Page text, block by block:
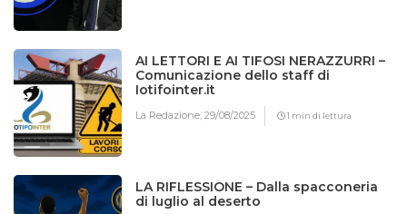
AI LETTORI E AI TIFOSI NERAZZURRI –
Comunicazione dello staff di
Iotifointer.it
La Redazione,29/08/2025 1 min di lettura
LA RIFLESSIONE – Dalla spacconeria
di luglio al deserto